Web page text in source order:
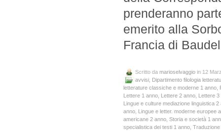
prenderanno
emerito alla
Francia di
Scritto da marioselvaggio in 12
avvisi Dipartimento filologia
letterature classiche e moderne 1 anno
Lettere 1 anno Lettere 2 anno Lettere 3
Lingue e culture mediazione linguistica 2
anno Lingue e letter. moderne europee
americane 2 anno Storia e società 1
specialistica dei testi 1 anno